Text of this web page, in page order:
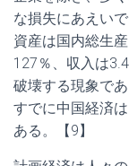
な損失にあえい
資産は国内総生
127％、収入は
破壊する現象で
すでに中国経済
ある。【9】